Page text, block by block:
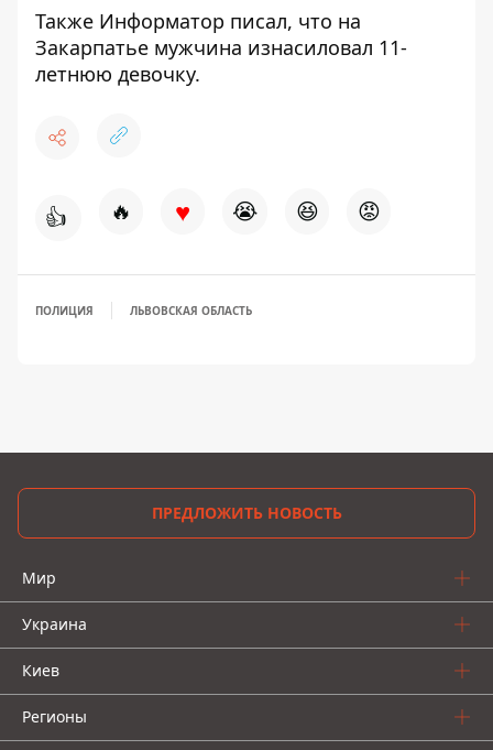
Также Информатор писал, что на
Закарпатье мужчина изнасиловал 11-
летнюю девочку.
👍 🔥 ♥ 😭 😆 😡
ПОЛИЦИЯ ЛЬВОВСКАЯ ОБЛАСТЬ
ПРЕДЛОЖИТЬ НОВОСТЬ
Мир
Украина
Киев
Регионы